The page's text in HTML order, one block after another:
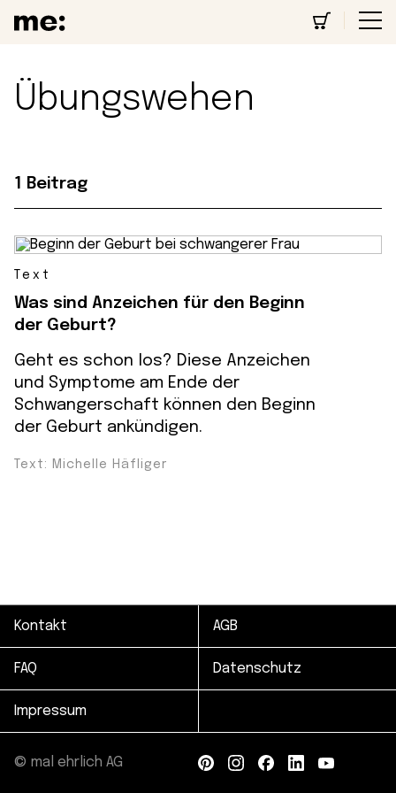
Übungswehen
1 Beitrag
Text
Was sind Anzeichen für den Beginn
der Geburt?
Geht es schon los? Diese Anzeichen
und Symptome am Ende der
Schwangerschaft können den Beginn
der Geburt ankündigen.
Text: Michelle Häfliger
Kontakt AGB
FAQ Datenschutz
Impressum
© mal ehrlich AG